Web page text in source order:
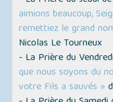
aimions beaucoup,
remettiez le grand
Nicolas Le Tourneux
- La Prière du
que nous soyons du
votre Fils a sauvés »